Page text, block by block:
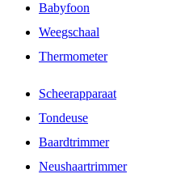
Babyfoon
Weegschaal
Thermometer
Scheerapparaat
Tondeuse
Baardtrimmer
Neushaartrimmer